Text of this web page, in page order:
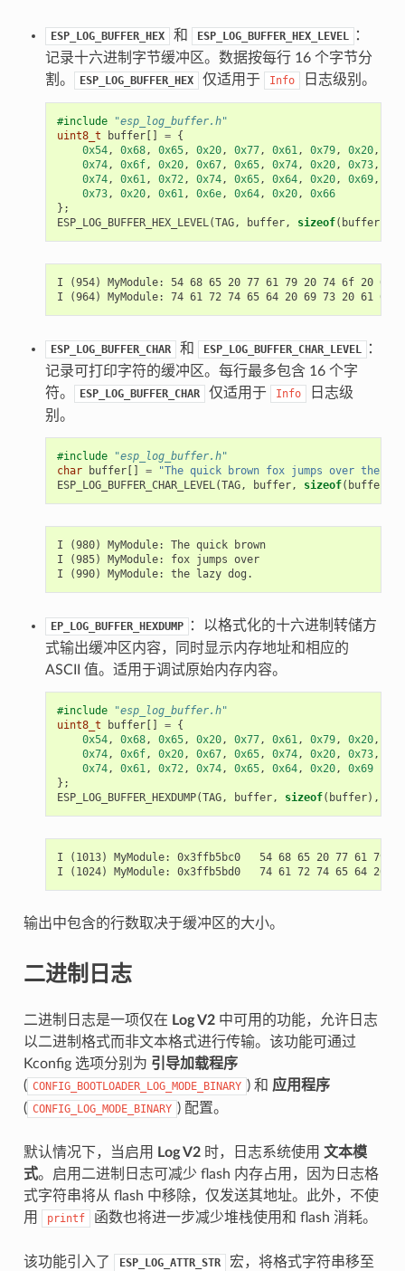
ESP_LOG_BUFFER_HEX 和 ESP_LOG_BUFFER_HEX_LEVEL
：
记录十六进制字节缓冲区。数据按每行 16 个字节分
割。
ESP_LOG_BUFFER_HEX 仅适用于 Info 日志级别。
#include
"esp_log_buffer.h"
uint8_t
buffer[] = {
0x54, 0x68, 0x65, 0x20, 0x77, 0x61, 0x79, 0x20,
0x74, 0x6f, 0x20, 0x67, 0x65, 0x74, 0x20, 0x73,
0x74, 0x61, 0x72, 0x74, 0x65, 0x64, 0x20, 0x69,
0x73, 0x20, 0x61, 0x6e, 0x64, 0x20,
0x66
};
ESP_LOG_BUFFER_HEX_LEVEL(TAG, buffer, sizeof( buffer),
I (954) MyModule: 54 68 65 20 77 61 79 20 74 6f 20 67
ESP_LOG_BUFFER_CHAR 和 ESP_LOG_BUFFER_CHAR_LEVEL
：
记录可打印字符的缓冲区。每行最多包含 16 个字
符。
ESP_LOG_BUFFER_CHAR 仅适用于 Info
日志级
别。
#include
"esp_log_buffer.h"
char
buffer[] =
"The quick brown fox jumps over the
ESP_LOG_BUFFER_CHAR_LEVEL(TAG, buffer, sizeof( buffer
I (980) MyModule: The quick brown
I (985) MyModule: fox jumps over
EP_LOG_BUFFER_HEXDUMP
：以格式化的十六进制转储方
式输出缓冲区内容，同时显示内存地址和相应的
ASCII 值。适用于调试原始内存内容。
#include
"esp_log_buffer.h"
uint8_t
buffer[] = {
0x54, 0x68, 0x65, 0x20, 0x77, 0x61, 0x79, 0x20,
0x74, 0x6f, 0x20, 0x67, 0x65, 0x74, 0x20, 0x73,
0x74, 0x61, 0x72, 0x74, 0x65, 0x64, 0x20,
0x69
};
ESP_LOG_BUFFER_HEXDUMP(TAG, buffer, sizeof( buffer),
I (1013) MyModule: 0x3ffb5bc0   54 68 65 20 77 61 79
输出中包含的行数取决于缓冲区的大小。
二进制日志
二进制日志是一项仅在 Log V2中可用的功能，允许日志
以二进制格式而非文本格式进行传输。该功能可通过
Kconfig 选项分别为 引导加载程序
( CONFIG_BOOTLOADER_LOG_MODE_BINARY ) 和 应用程序
( CONFIG_LOG_MODE_BINARY ) 配置。
默认情况下，当启用 Log V2时，日志系统使用 文本模
式。启用二进制日志可减少 flash 内存占用，因为日志格
式字符串将从 flash 中移除，仅发送其地址。此外，不使
用
printf 函数也将进一步减少堆栈使用和 flash 消耗。
该功能引入了 ESP_LOG_ATTR_STR 宏，将格式字符串移至